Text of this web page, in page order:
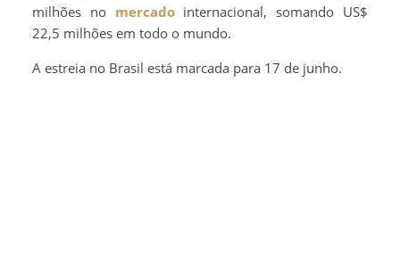
milhões no mercadointernacional, somando US$
22,5 milhões em todo o mundo.
A estreia no Brasil está marcada para 17 de junho.